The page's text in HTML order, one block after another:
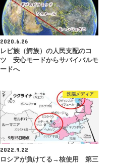
2020.6.26
レビ族（鰐族）の人民支配のコ
ツ 安心モードからサバイバルモ
ードへ
洗脳メディア
2022.9.22
ロシアが負けてる→核使用 第三